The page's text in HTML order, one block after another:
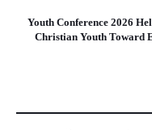
Youth Conference 2026
Christian Youth Toward